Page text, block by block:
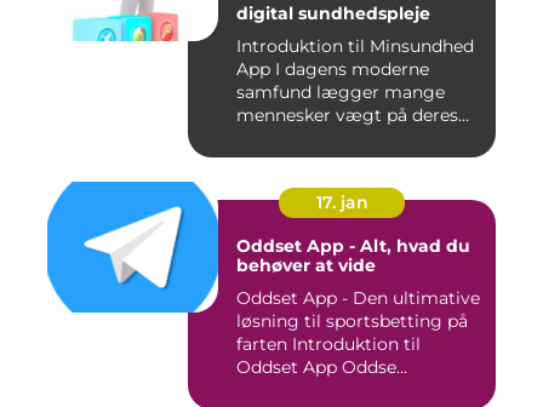
digital sundhedspleje
Introduktion til Minsundhed
App I dagens moderne
samfund lægger mange
mennesker vægt på deres
17. jan
Oddset App - Alt, hvad du
behøver at vide
Oddset App - Den ultimative
løsning til sportsbetting på
farten Introduktion til
Oddset App Oddse...